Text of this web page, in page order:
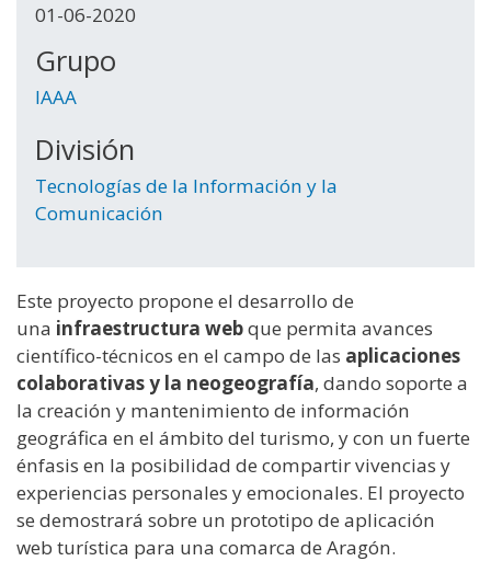
01-06-2020
Grupo
IAAA
División
Tecnologías de la Información y la
Comunicación
Este proyecto propone el desarrollo de
una infraestructura webque permita avances
científico-técnicos en el campo de las aplicaciones
colaborativas y la neogeografía, dando soporte a
la creación y mantenimiento de información
geográfica en el ámbito del turismo, y con un fuerte
énfasis en la posibilidad de compartir vivencias y
experiencias personales y emocionales. El proyecto
se demostrará sobre un prototipo de aplicación
web turística para una comarca de Aragón.